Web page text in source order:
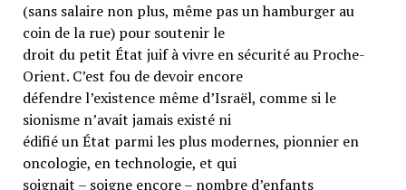
(sans salaire non plus, même pas un hamburger au
coin de la rue) pour soutenir le
droit du petit État juif à vivre en sécurité au Proche-
Orient. C’est fou de devoir encore
défendre l’existence même d’Israël, comme si le
sionisme n’avait jamais existé ni
édifié un État parmi les plus modernes, pionnier en
oncologie, en technologie, et qui
soignait – soigne encore – nombre d’enfants